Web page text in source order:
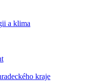
a klima
kraje